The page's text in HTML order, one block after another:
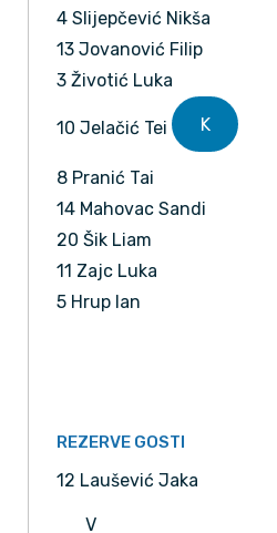
4 Slijepčević Nikša
13 Jovanović Filip
3 Životić Luka
10 Jelačić Tei K
8 Pranić Tai
14 Mahovac Sandi
20 Šik Liam
11 Zajc Luka
5 Hrup Ian
REZERVE GOSTI
12 Laušević Jaka
V